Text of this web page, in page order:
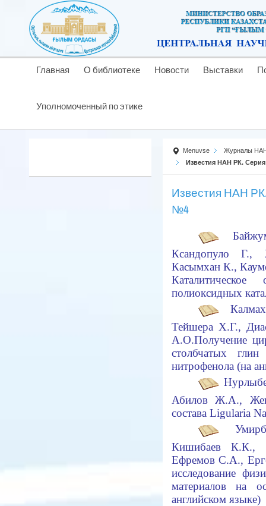
Главная О библиотеке Новости Выставки
Уполномоченный по этике
Menuvse
Журналы
Известия НАН РК.
Известия НАН
№4
Ксандопуло Г.,
Касымхан К.,
полиоксидных
Тейшера Х.Г.,
А.О.Получение
столбчатых
нитрофенола (на
АбиловЖ.А.,
состава Ligularia
КишибаевК.К.,
Ефремов С.А.,
исследование
материалов на
английском языке)